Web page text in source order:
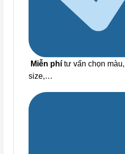
Miễn phí tư vấn chọn
size,…